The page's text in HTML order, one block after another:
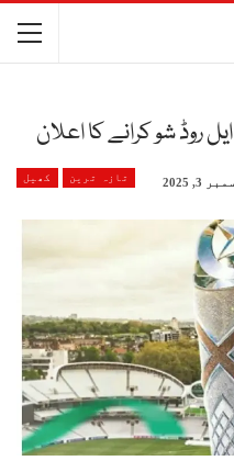
روڈ شو کرانے کا اعلان
تازہ ترین کھیل 3, 2025